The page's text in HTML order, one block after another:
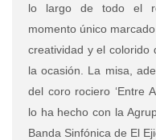
lo largo de todo el
momento único
creatividad y el colorido
la ocasión. La misa,
del coro rociero ‘Entre
lo ha hecho con la
Banda Sinfónica de El